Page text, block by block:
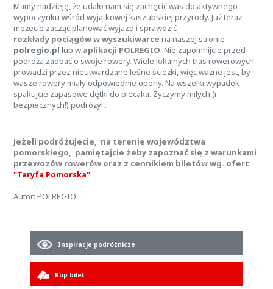
Mamy nadzieję, że udało nam się zachęcić was do aktywnego
wypoczynku wśród wyjątkowej kaszubskiej przyrody. Już teraz
możecie zacząć planować wyjazd i sprawdzić
rozkłady pociągów w wyszukiwarce na naszej stronie
polregio.pl lub w aplikacji POLREGIO. Nie zapomnijcie przed
podróżą zadbać o swoje rowery. Wiele lokalnych tras rowerowych
prowadzi przez nieutwardzane leśne ścieżki, więc ważne jest, by
wasze rowery miały odpowiednie opony. Na wszelki wypadek
spakujcie zapasowe dętki do plecaka. Życzymy miłych (i
bezpiecznych!) podróży! .
Jeżeli podróżujecie, na terenie województwa
pomorskiego, pamiętajcie żeby zapoznać się z warunkami
przewozów rowerów oraz z cennikiem biletów wg. ofert
"Taryfa Pomorska"
Autor: POLREGIO
Inspiracje podróżnicze
Kup bilet